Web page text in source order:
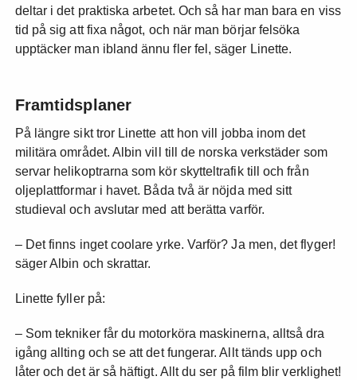
deltar i det praktiska arbetet. Och så har man bara en viss
tid på sig att fixa något, och när man börjar felsöka
upptäcker man ibland ännu fler fel, säger Linette.
Framtidsplaner
På längre sikt tror Linette att hon vill jobba inom det
militära området. Albin vill till de norska verkstäder som
servar helikoptrarna som kör skytteltrafik till och från
oljeplattformar i havet. Båda två är nöjda med sitt
studieval och avslutar med att berätta varför.
– Det finns inget coolare yrke. Varför? Ja men, det flyger!
säger Albin och skrattar.
Linette fyller på:
– Som tekniker får du motorköra maskinerna, alltså dra
igång allting och se att det fungerar. Allt tänds upp och
låter och det är så häftigt. Allt du ser på film blir verklighet!